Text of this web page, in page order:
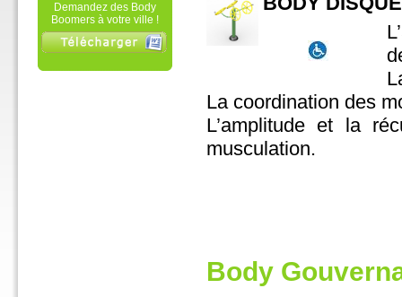
Demandez des Body
Boomers à votre ville !
La coordination des
L’amplitude et la
musculation.
Body